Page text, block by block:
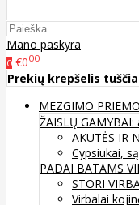
Mano paskyra
0 €000
Prekių krepšelis
MEZGIMO
ŽAISLŲ
AKUTĖS IR
Cypsiukai,
PADAI BATAMS
STORI
Virbalai